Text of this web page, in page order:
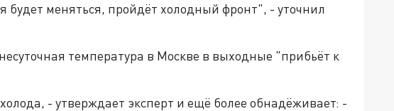
меняться, пройдёт холодный фронт", - уточнил
температура в Москве в выходные "прибьёт к
- утверждает эксперт и ещё более обнадёживает: -